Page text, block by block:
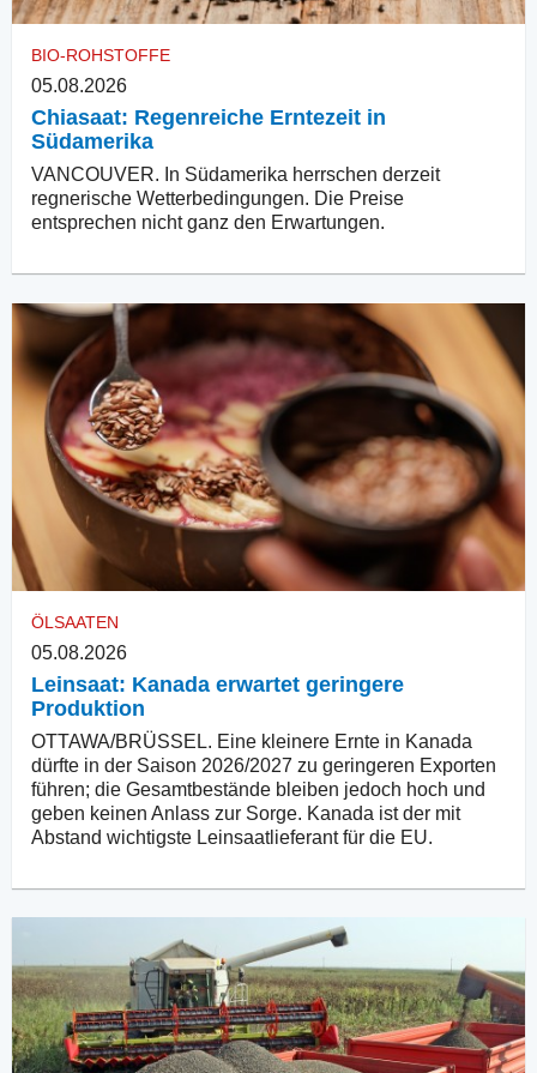
BIO-ROHSTOFFE
05.08.2026
Chiasaat: Regenreiche Erntezeit in
Südamerika
VANCOUVER. In Südamerika herrschen derzeit
regnerische Wetterbedingungen. Die Preise
entsprechen nicht ganz den Erwartungen.
ÖLSAATEN
05.08.2026
Leinsaat: Kanada erwartet geringere
Produktion
OTTAWA/BRÜSSEL. Eine kleinere Ernte in Kanada
dürfte in der Saison 2026/2027 zu geringeren Exporten
führen; die Gesamtbestände bleiben jedoch hoch und
geben keinen Anlass zur Sorge. Kanada ist der mit
Abstand wichtigste Leinsaatlieferant für die EU.